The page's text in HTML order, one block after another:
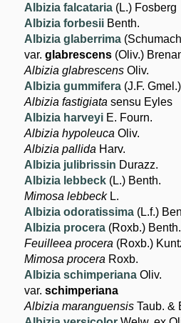
Albizia falcataria (L.) Fosberg
Albizia forbesii Benth.
Albizia glaberrima
var.glabrescens (Oliv.)
Albizia glabrescens Oliv.
Albizia gummifera (J.F.
Albizia fastigiata sensu Eyles
Albizia harveyi E. Fourn.
Albizia hypoleuca Oliv.
Albizia pallida Harv.
Albizia julibrissin Durazz.
Albizia lebbeck (L.) Benth.
Mimosa lebbeckL.
Albizia odoratissima (L.f.)
Albizia procera (Roxb.) Benth.
Feuilleea procera (Roxb.)
Mimosa procera Roxb.
Albizia schimperiana Oliv.
var.schimperiana
Albizia maranguensis Taub. &